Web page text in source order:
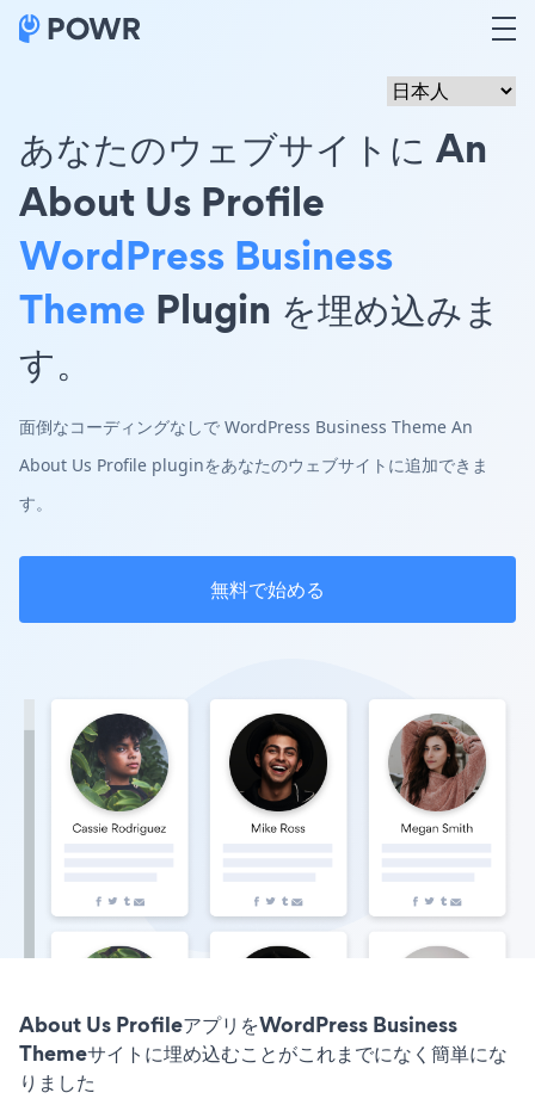
あなたのウェブサイトに An
About Us Profile
WordPress Business
Theme Plugin を埋め込みま
す。
面倒なコーディングなしで WordPress Business Theme An
About Us Profile pluginをあなたのウェブサイトに追加できま
す。
無料で始める
About Us ProfileアプリをWordPress Business
Themeサイトに埋め込むことがこれまでになく簡単にな
りました